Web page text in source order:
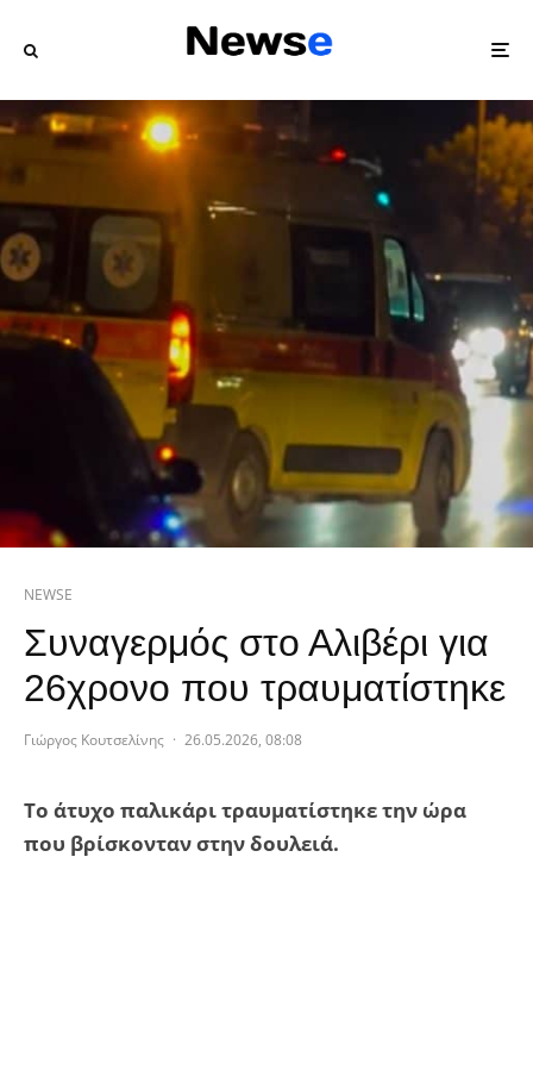
NEWSE
Συναγερμός στο Αλιβέρι για
26χρονο που τραυματίστηκε
Γιώργος Κουτσελίνης · 26.05.2026, 08:08
Το άτυχο παλικάρι τραυματίστηκε την ώρα
που βρίσκονταν στην δουλειά.